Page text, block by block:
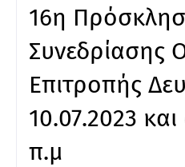
16η
Συνεδρίασης
Επιτροπής
10.07.2023
π.μ